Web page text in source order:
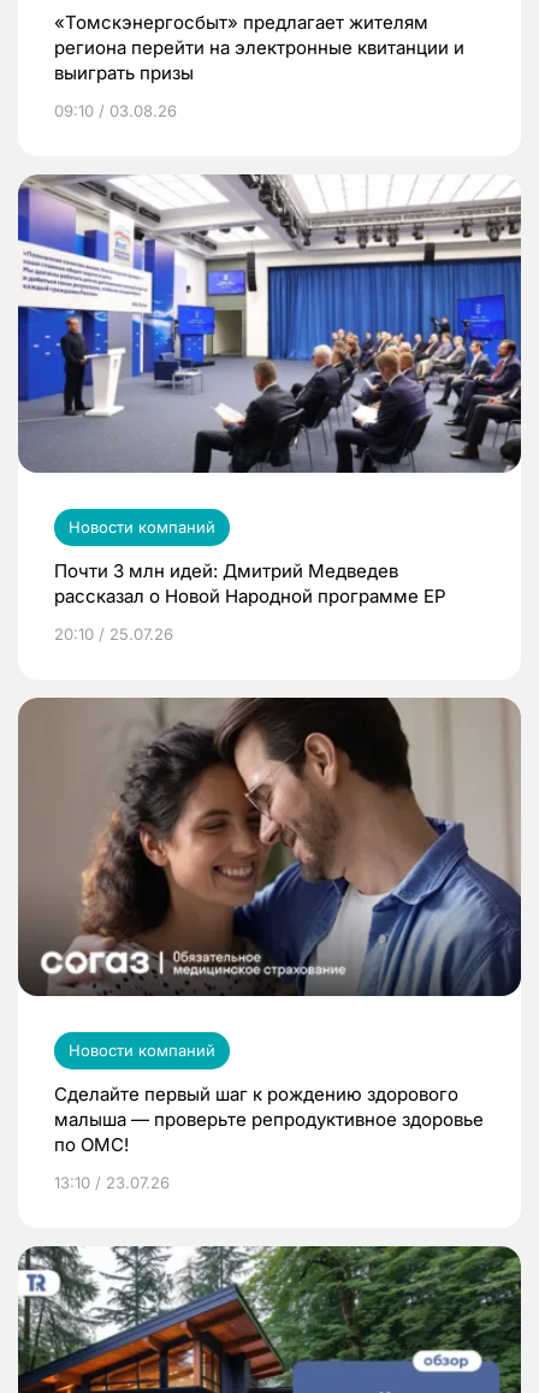
«Томскэнергосбыт» предлагает жителям
региона перейти на электронные квитанции и
выиграть призы
09:10 / 03.08.26
Новости компаний
Почти 3 млн идей: Дмитрий Медведев
рассказал о Новой Народной программе ЕР
20:10 / 25.07.26
Новости компаний
Сделайте первый шаг к рождению здорового
малыша — проверьте репродуктивное здоровье
по ОМС!
13:10 / 23.07.26